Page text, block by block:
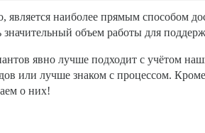
является наиболее прямым способом
объем работы для
явно лучше подходит с учётом
или лучше знаком с процессом.
о них!